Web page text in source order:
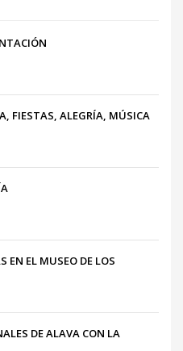
FIESTAS, ALEGRÍA, MÚSICA
EN EL MUSEO DE LOS
DE ALAVA CON LA